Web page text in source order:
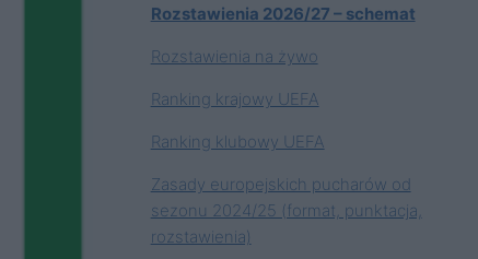
Rozstawienia 2026/27 – schemat
Rozstawienia na żywo
Ranking krajowy UEFA
Ranking klubowy UEFA
Zasady europejskich pucharów od
sezonu 2024/25 (format, punktacja,
rozstawienia)